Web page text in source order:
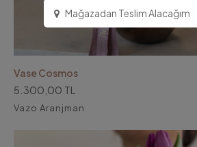
Mağazadan Teslim Alacağım
Vase Cosmos
5.300,00 TL
Vazo Aranjman